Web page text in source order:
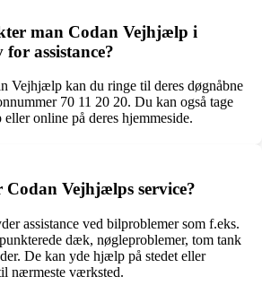
man Codan Vejhjælp i
assistance?
Vejhjælp kan du ringe til deres døgnåbne
70 11 20 20. Du kan også tage
online på deres hjemmeside.
Vejhjælps service?
assistance ved bilproblemer som f.eks.
dæk, nøgleproblemer, tom tank
De kan yde hjælp på stedet eller
nærmeste værksted.